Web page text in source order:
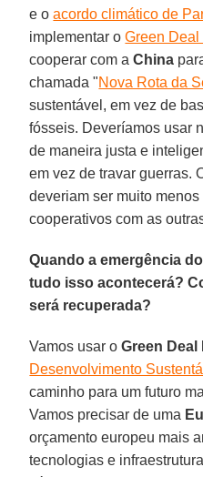
e oacordo climático de
implementar oGreen Deal
cooperar com aChina
chamada "Nova Rota da
sustentável, em vez de
fósseis. Deveríamos usar
de maneira justa e
em vez de travar guerras.
deveriam ser muito
cooperativos com as
Quando a emergência
tudo isso acontecerá?
será recuperada?
Vamos usar oGreen Deal
Desenvolvimento
caminho para um futuro
Vamos precisar de uma
orçamento europeu mais
tecnologias e